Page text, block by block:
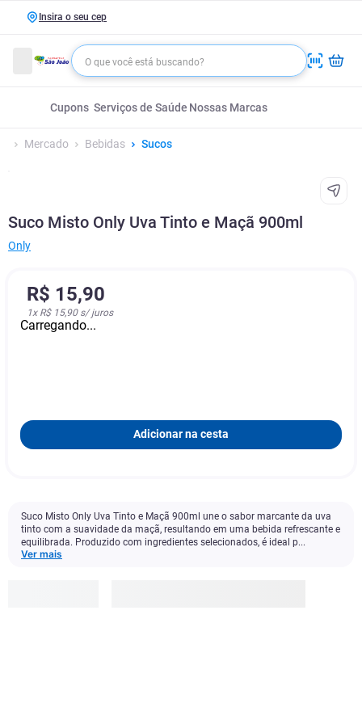
Insira o seu cep
Cupons Serviços de Saúde Nossas Marcas
Mercado Bebidas Sucos
Suco Misto Only Uva Tinto e Maçã 900ml
Only
R$ 15,90
1x R$ 15,90s/ juros
Carregando...
Adicionar na cesta
Suco Misto Only Uva Tinto e Maçã 900ml une o sabor marcante da uva
tinto com a suavidade da maçã, resultando em uma bebida refrescante e
equilibrada. Produzido com ingredientes selecionados, é ideal p...
Ver mais